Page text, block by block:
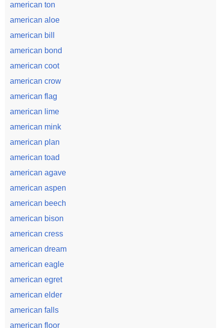
american ton
american aloe
american bill
american bond
american coot
american crow
american flag
american lime
american mink
american plan
american toad
american agave
american aspen
american beech
american bison
american cress
american dream
american eagle
american egret
american elder
american falls
american floor